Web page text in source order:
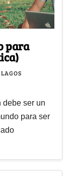
para
debe ser un
para ser